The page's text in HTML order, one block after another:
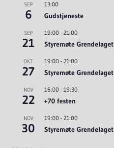
SEP
6
13:00
Gudstjeneste
SEP
21
19:00- 21:00
Styremøte Grendelaget
OKT
27
19:00- 21:00
Styremøte Grendelaget
NOV
22
16:00- 19:30
+70 festen
NOV
30
19:00- 21:00
Styremøte Grendelaget